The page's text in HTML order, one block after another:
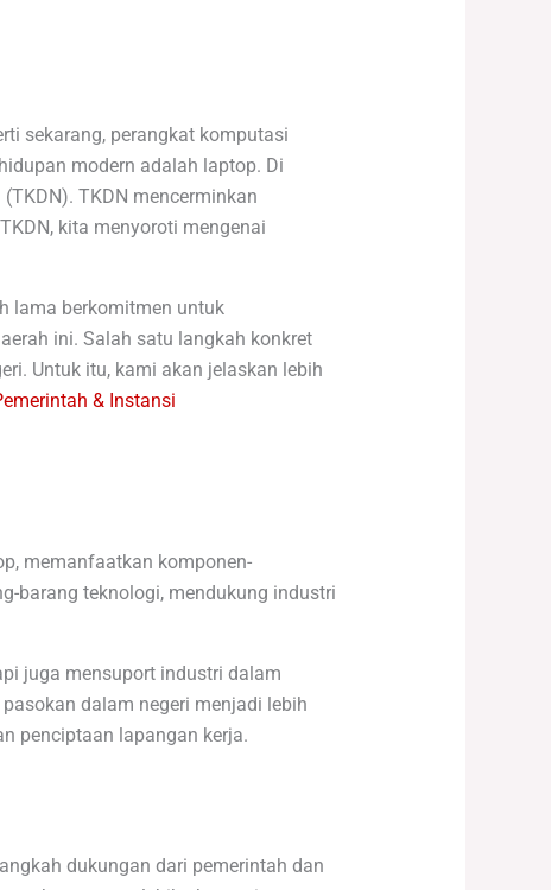
sekarang, perangkat komputasi
modern adalah laptop. Di
TKDN mencerminkan
kita menyoroti mengenai
lama berkomitmen untuk
ini. Salah satu langkah konkret
Untuk itu, kami akan jelaskan lebih
& Instansi
memanfaatkan komponen-
barang teknologi, mendukung industri
juga mensuport industri dalam
dalam negeri menjadi lebih
penciptaan lapangan kerja.
dukungan dari pemerintah dan